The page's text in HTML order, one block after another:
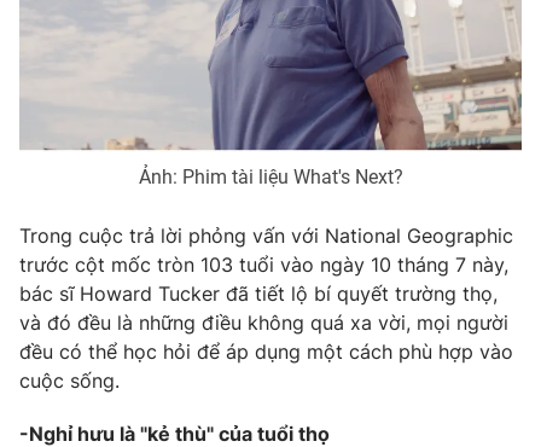
Âm nhạc
Chất lượng cuộc sống
Học trực tuyến
Công nghệ
Sản phẩm
Thị trường
Tư vấn
Lịch phát sóng
Chuyên mục khác
Emagazine Podcast
Ảnh: Phim tài liệu What's Next?
Trong cuộc trả lời phỏng vấn với National Geographic
trước cột mốc tròn 103 tuổi vào ngày 10 tháng 7 này,
bác sĩ Howard Tucker đã tiết lộ bí quyết trường thọ,
và đó đều là những điều không quá xa vời, mọi người
đều có thể học hỏi để áp dụng một cách phù hợp vào
cuộc sống.
-Nghỉ hưu là "kẻ thù" của tuổi thọ